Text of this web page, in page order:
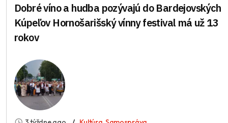
Dobré víno a hudba pozývajú do Bardejovských
Kúpeľov Hornošarišský vínny festival má už 13
rokov